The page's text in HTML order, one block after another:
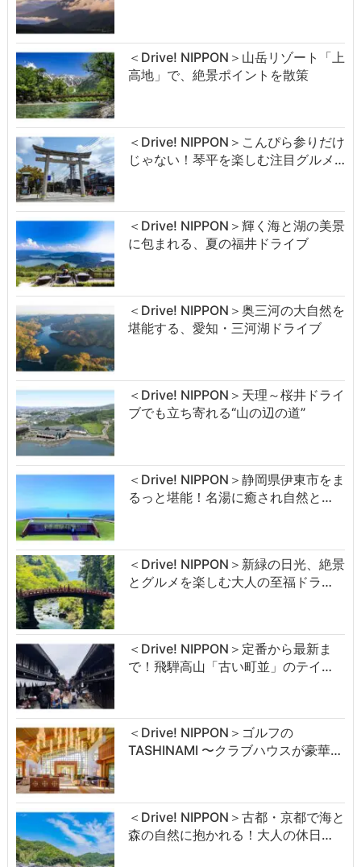
＜Drive! NIPPON＞山岳リゾート「上
高地」で、絶景ポイントを散策
＜Drive! NIPPON＞こんぴら参りだけ
じゃない！琴平を楽しむ注目グルメ…
＜Drive! NIPPON＞輝く海と湖の美景
に包まれる、夏の福井ドライブ
＜Drive! NIPPON＞奥三河の大自然を
堪能する、愛知・三河湖ドライブ
＜Drive! NIPPON＞天理～桜井ドライ
ブでも立ち寄れる“山の辺の道”
＜Drive! NIPPON＞静岡県伊東市をま
るっと堪能！名湯に癒され自然と…
＜Drive! NIPPON＞新緑の日光、絶景
とグルメを楽しむ大人の至福ドラ…
＜Drive! NIPPON＞定番から最新ま
で！飛騨高山「古い町並」のテイ…
＜Drive! NIPPON＞ゴルフの
TASHINAMI 〜クラブハウスが豪華…
＜Drive! NIPPON＞古都・京都で海と
森の自然に抱かれる！大人の休日…